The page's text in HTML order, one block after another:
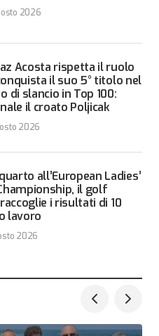
2026
Acosta rispetta il ruolo
il suo 5° titolo nel
di slancio in Top 100:
il croato Poljicak
2026
all’European Ladies’
il golf
i risultati di 10
lavoro
2026